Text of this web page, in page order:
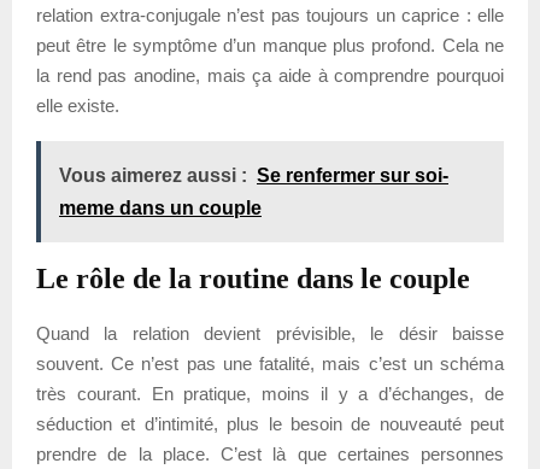
relation extra-conjugale n’est pas toujours un caprice : elle
peut être le symptôme d’un manque plus profond. Cela ne
la rend pas anodine, mais ça aide à comprendre pourquoi
elle existe.
Vous aimerez aussi : Se renfermer sur soi-
meme dans un couple
Le rôle de la routine dans le couple
Quand la relation devient prévisible, le désir baisse
souvent. Ce n’est pas une fatalité, mais c’est un schéma
très courant. En pratique, moins il y a d’échanges, de
séduction et d’intimité, plus le besoin de nouveauté peut
prendre de la place. C’est là que certaines personnes